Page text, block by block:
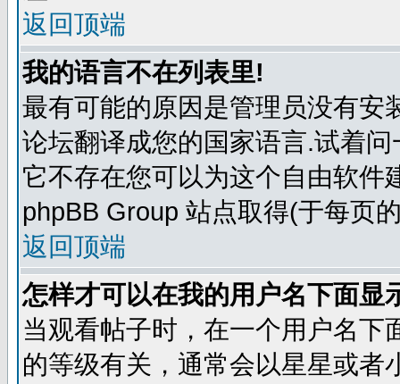
返回顶端
我的语言不在列表里!
最有可能的原因是管理员没有安
论坛翻译成您的国家语言.试着
它不存在您可以为这个自由软件
phpBB Group 站点取得(于每页
返回顶端
怎样才可以在我的用户名下面显
当观看帖子时，在一个用户名下
的等级有关，通常会以星星或者